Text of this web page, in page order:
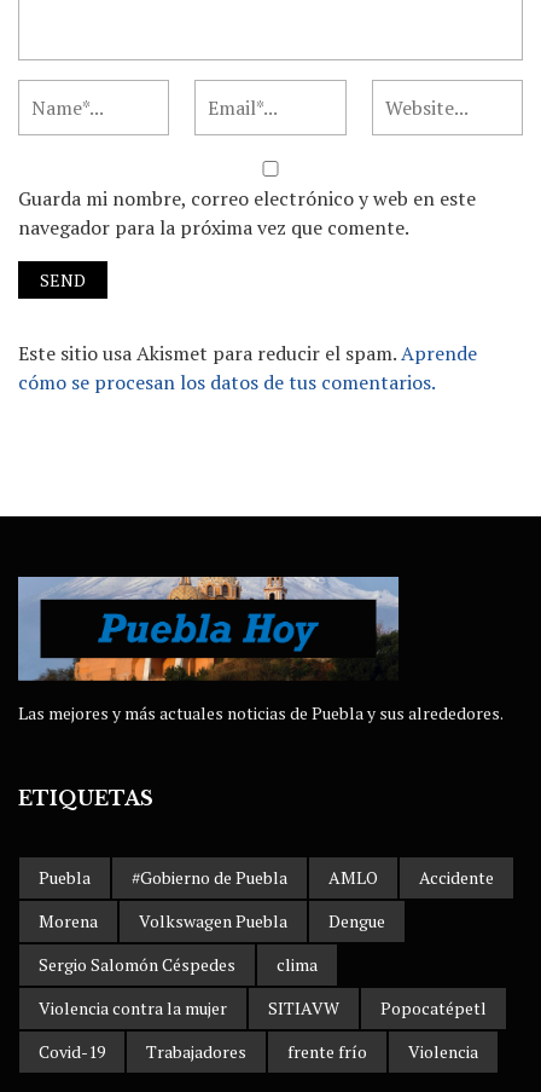
Guarda mi nombre, correo electrónico y web en este
navegador para la próxima vez que comente.
Este sitio usa Akismet para reducir el spam.Aprende
cómo se procesan los datos de tus comentarios.
Las mejores y más actuales noticias de Puebla y sus alrededores.
ETIQUETAS
Puebla #Gobierno de Puebla AMLO
Accidente
Morena
Volkswagen Puebla
Dengue
Sergio Salomón Céspedes
clima
Violencia contra la mujer
SITIAVW
Popocatépetl
Covid-19
Trabajadores frente frío Violencia